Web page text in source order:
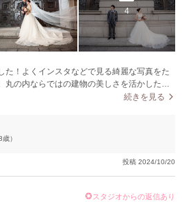
4
た！よくインスタなどで見る綺麗な写真をた
丸の内ならではの建物の美しさを活かした素
た、他のスタジオでは正確に何箇所・何時間
の通りに回っていただきました。ありがとう
続きを見る
歳）
投稿 2024/10/20
スタジオからの返信あり